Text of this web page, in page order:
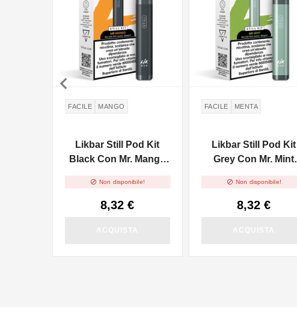
FACILE MANGO
Likbar Still Pod Kit
Black Con Mr. Mango
 Non disponibile!
8,32 €
FACILE MENTA
Likbar Still Pod Kit
Grey Con Mr. Mint
 Non disponibile!
8,32 €
